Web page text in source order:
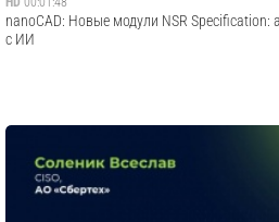
nanoCAD: Новые модули NSR Specification:
с ИИ